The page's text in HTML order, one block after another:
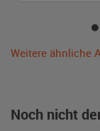
Weitere ähnliche
Noch nicht